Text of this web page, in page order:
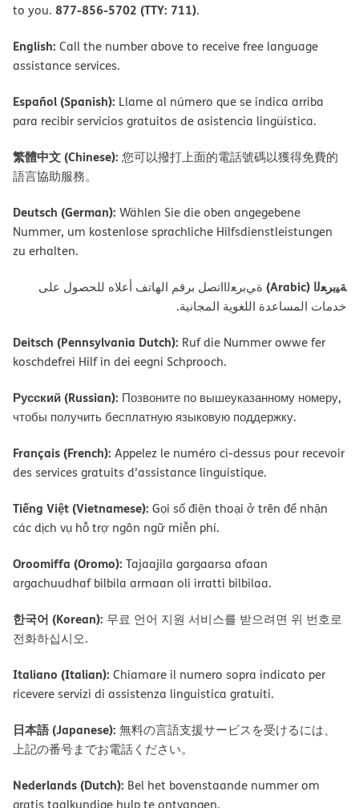
to you. 877-856-5702 (TTY: 711).
English: Call the number above to receive free language
assistance services.
Español (Spanish): Llame al número que se indica arriba
para recibir servicios gratuitos de asistencia lingüística.
繁體中文 (Chinese): 您可以撥打上面的電話號碼以獲得免費的
語言協助服務。
Deutsch (German): Wählen Sie die oben angegebene
Nummer, um kostenlose sprachliche Hilfsdienstleistungen
zu erhalten.
ﺔﯿﺑﺮﻌﻟا (Arabic)
ةﻲﺑﺮﻌﻟااﺗﺼﻞ ﺑﺮﻗﻢ اﻟﮭﺎﺗﻒ أﻋﻼه ﻟﻠﺤﺼﻮل ﻋﻠﻰ
ﺧﺪﻣﺎت اﻟﻤﺴﺎﻋﺪة اﻟﻠﻐﻮﯾﺔ اﻟﻤﺠﺎﻧﯿﺔ.
Deitsch (Pennsylvania Dutch): Ruf die Nummer owwe fer
koschdefrei Hilf in dei eegni Schprooch.
Русский (Russian): Позвоните по вышеуказанному номеру,
чтобы получить бесплатную языковую поддержку.
Français (French): Appelez le numéro ci-dessus pour recevoir
des services gratuits d’assistance linguistique.
Tiếng Việt (Vietnamese): Gọi số điện thoại ở trên để nhận
các dịch vụ hỗ trợ ngôn ngữ miễn phí.
Oroomiffa (Oromo): Tajaajila gargaarsa afaan
argachuudhaf bilbila armaan oli irratti bilbilaa.
한국어 (Korean): 무료 언어 지원 서비스를 받으려면 위 번호로
전화하십시오.
Italiano (Italian): Chiamare il numero sopra indicato per
ricevere servizi di assistenza linguistica gratuiti.
日本語 (Japanese): 無料の言語支援サービスを受けるには、
上記の番号までお電話ください。
Nederlands (Dutch): Bel het bovenstaande nummer om